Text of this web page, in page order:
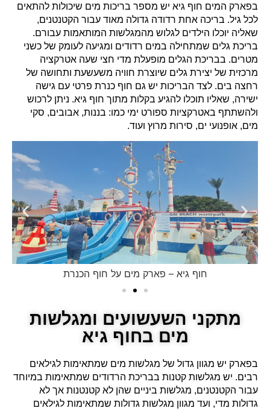
בפארק המים חוף גיא יש מספר בריכות מים שיכולות להתאים
לכל גיל. בריכה אחת רדודה גדולה מאוד עבור הקטנטנים,
שאליה יוכלו הילדים לגלוש מהמגלשות המותאמות עבורם.
בריכת גלים שמתחילה במים רדודים ומגיעה לעומק של כשני
מטרים. בבריכת הגלים מופעלת מדי חצי שעה אטרקציה
מרכזית של יצירת גלים שיוצרת חוויה משעשעת ותחושה של
רחצה בים. לצד הבריכות יש גם חוף כנרת פרטי עם גישה
ישירה, שאליו תוכלו להגיע בקלות מתוך חוף גיא. ניתן לרכוש
ולהשתתף באטרקציות ספורט ימי כמו: בננות, אבובים, סקי
מים, אופנועי ים, סירות מרוץ ועוד.
חוף גיא – פארק מים על חוף הכנרת
מתקני השעשועים ומגלשות
מים בחוף גיא
בפארק יש מגוון גדול של מגלשות מים שמתאימות לגילאים
רבים. יש מגלשות קטנות בבריכת הרדודים שמתאימות במיוחד
עבור הקטנטנים, מגלשות ביניים שהן לא קטנטנות אך לא
גדולות מדי, ועד מגוון מגלשות גדולות שמתאימות לגילאים